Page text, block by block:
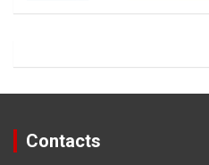
Contacts